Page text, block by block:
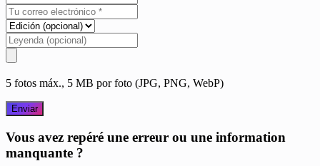
5 fotos máx., 5 MB por foto (JPG, PNG, WebP)
Enviar
Vous avez repéré une erreur ou une information
manquante ?